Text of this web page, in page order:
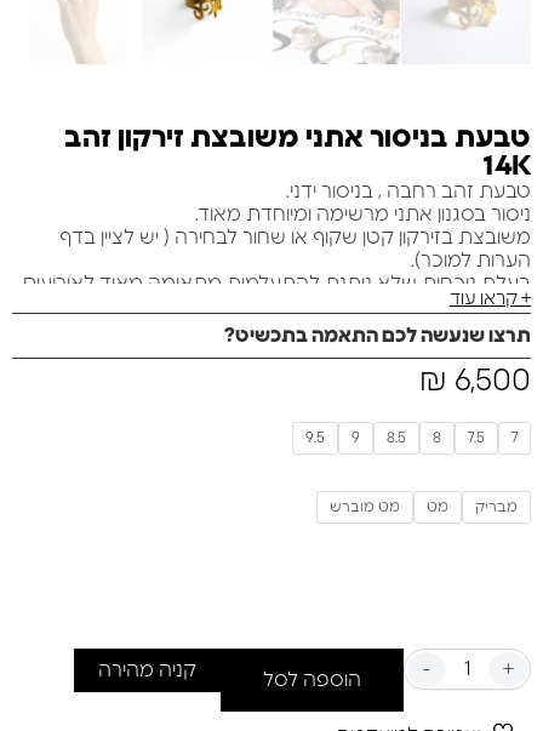
טבעת בניסור אתני משובצת זירקון זהב
14K
טבעת זהב רחבה , בניסור ידני.
ניסור בסגנון אתני מרשימה ומיוחדת מאוד.
משובצת בזירקון קטן שקוף או שחור לבחירה ( יש לציין בדף
הערות למוכר).
בעלת נוכחות שלא ניתנת להתעלמות מתאימה מאוד לאירועים
מיוחדים
משקל :6 גרם
מגיעה באריזת מתנה. ניתן להוסיף כרטיס ברכה ללא עלות
נוספת. ניתן לציין בדף הרכישה.
+ קראו עוד
תרצו שנעשה לכם התאמה בתכשיט?
₪ 6,500
7
7.5
8
8.5
9
9.5
מבריק מט מט מוברש
- +
הוספה לסל קניה מהירה